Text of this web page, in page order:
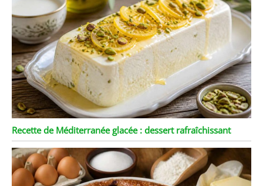
Recette de Méditerranée glacée : dessert rafraîchissant